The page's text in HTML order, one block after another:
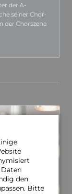
der A-
seiner Chor-
der Chor­­szene
den
Bitte